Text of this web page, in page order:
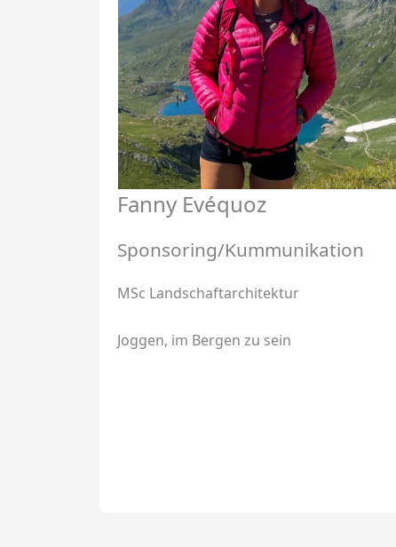
Fanny Evéquoz
Sponsoring/Kummunikation
MSc Landschaftarchitektur
Joggen, im Bergen zu sein